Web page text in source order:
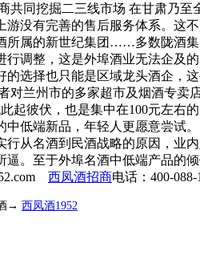
同挖掘二三线市场 在甘肃乃
没有完善的售后服务体系。这
所属的新世纪集团……多数陇酒
调整，这是外埠酒业无法企及
选择也只能是区域龙头酒企，
兰州市的多家超市及烟酒专卖
起彼伏，也是集中在100元左
低端新品，年轻人更愿意尝试。
从名酒到民酒战略的原因，业
。至于外埠名酒中低端产品的
西凤酒招商电话：400-088-
→ 西凤酒1952